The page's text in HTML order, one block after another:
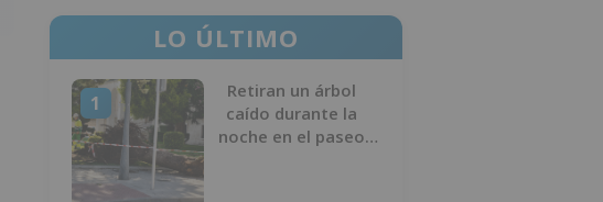
LO ÚLTIMO
1
Retiran un árbol
caído durante la
noche en el paseo